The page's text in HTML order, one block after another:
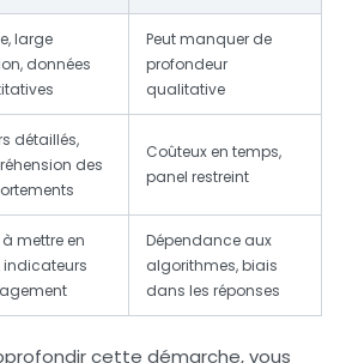
large
données
Peut manquer de
profondeur
qualitative
détaillés,
des
Coûteux en temps,
panel restreint
mettre en
indicateurs
Dépendance aux
algorithmes, biais
dans les réponses
cette démarche, vous